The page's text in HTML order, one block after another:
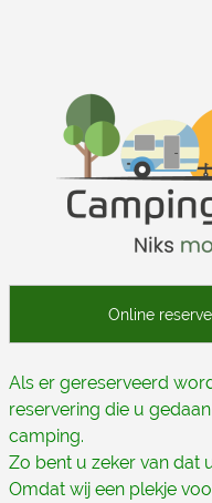
Als er gereserveerd
reservering die u
camping.
Zo bent u zeker van dat
Omdat wij een plekje